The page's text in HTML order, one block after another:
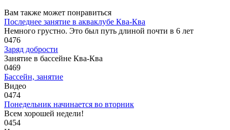
Вам также может понравиться
Последнее занятие в акваклубе Ква-Ква
Немного грустно. Это был путь длиной почти в 6 лет
0476
Заряд добрости
Занятие в бассейне Ква-Ква
0469
Бассейн, занятие
Видео
0474
Понедельник начинается во вторник
Всем хорошей недели!
0454